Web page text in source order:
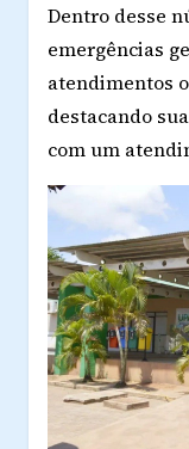
Dentro desse
emergências
atendimentos
destacando
com um